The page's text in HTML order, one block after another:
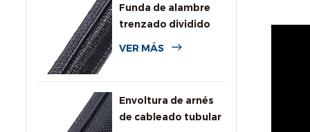
Funda de alambre
trenzado dividido
autoenvolvente
VER MÁS
Envoltura de arnés
de cableado tubular